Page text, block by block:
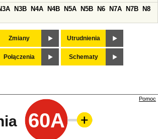
N3B N4A N4B N5A N5B N6 N7A N7B
N8
Zmiany Utrudnienia
Połączenia Schematy
60A
Pomoc